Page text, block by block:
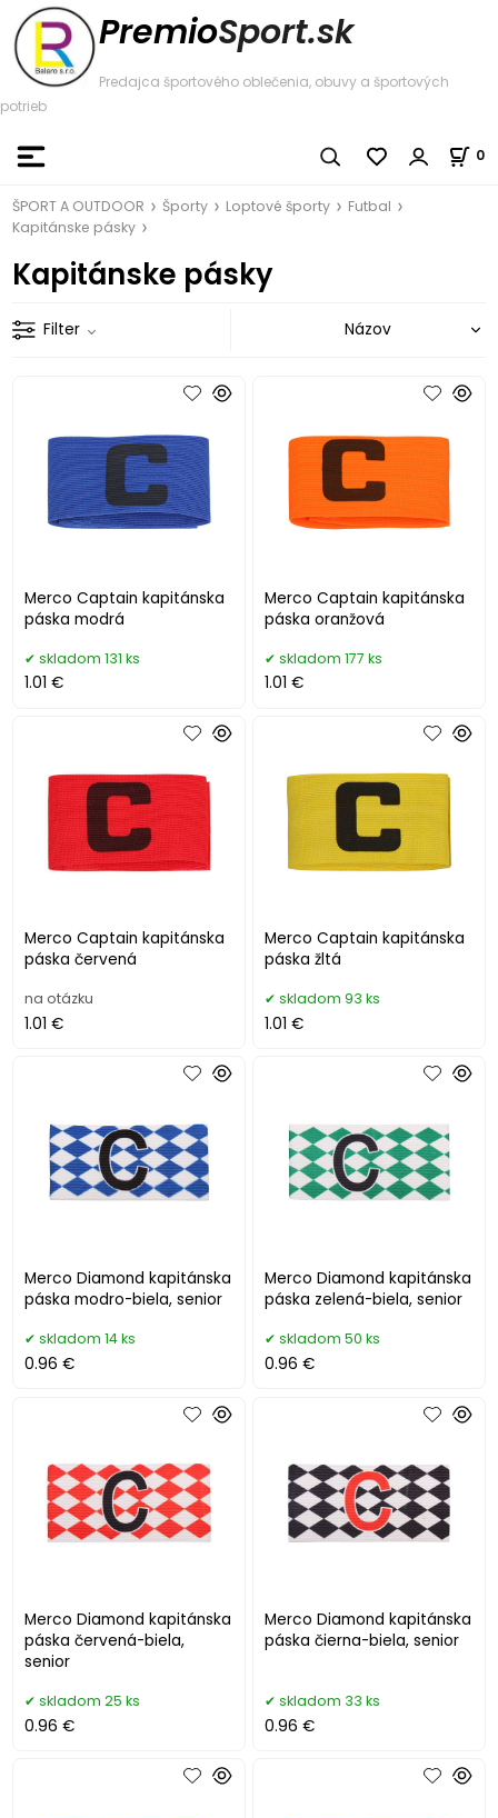
PremioSport.sk
Predajca športového oblečenia, obuvy a športových
potrieb
0
ŠPORT A OUTDOOR Športy Loptové športy
Futbal
Kapitánske pásky
Kapitánske pásky
Filter
Merco Captain kapitánska
páska modrá
skladom 131 ks
1.01 €
Merco Captain kapitánska
páska oranžová
skladom 177 ks
1.01 €
Merco Captain kapitánska
páska červená
na otázku
1.01 €
Merco Captain kapitánska
páska žltá
skladom 93 ks
1.01 €
Merco Diamond kapitánska
páska modro-biela, senior
skladom 14 ks
0.96 €
Merco Diamond kapitánska
páska zelená-biela, senior
skladom 50 ks
0.96 €
Merco Diamond kapitánska
páska červená-biela,
senior
skladom 25 ks
0.96 €
Merco Diamond kapitánska
páska čierna-biela, senior
skladom 33 ks
0.96 €